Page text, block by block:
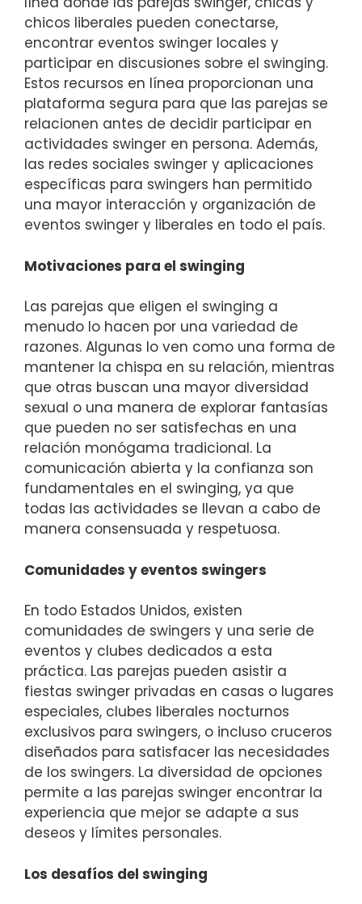
chicos liberales pueden conectarse,
encontrar eventos swinger locales y
participar en discusiones sobre el swinging.
Estos recursos en línea proporcionan una
plataforma segura para que las parejas se
relacionen antes de decidir participar en
actividades swinger en persona. Además,
las redes sociales swinger y aplicaciones
específicas para swingers han permitido
una mayor interacción y organización de
eventos swinger y liberales en todo el país.
Motivaciones para el swinging
Las parejas que eligen el swinging a
menudo lo hacen por una variedad de
razones. Algunas lo ven como una forma de
mantener la chispa en su relación, mientras
que otras buscan una mayor diversidad
sexual o una manera de explorar fantasías
que pueden no ser satisfechas en una
relación monógama tradicional. La
comunicación abierta y la confianza son
fundamentales en el swinging, ya que
todas las actividades se llevan a cabo de
manera consensuada y respetuosa.
Comunidades y eventos swingers
En todo Estados Unidos, existen
comunidades de swingers y una serie de
eventos y clubes dedicados a esta
práctica. Las parejas pueden asistir a
fiestas swinger privadas en casas o lugares
especiales, clubes liberales nocturnos
exclusivos para swingers, o incluso cruceros
diseñados para satisfacer las necesidades
de los swingers. La diversidad de opciones
permite a las parejas swinger encontrar la
experiencia que mejor se adapte a sus
deseos y límites personales.
Los desafíos del swinging